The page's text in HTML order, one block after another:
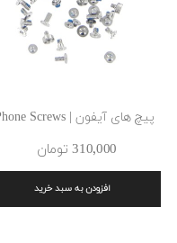
پیچ های آیفون | IPhone Screws
310٬000 ‎تومان
افزودن به سبد خرید